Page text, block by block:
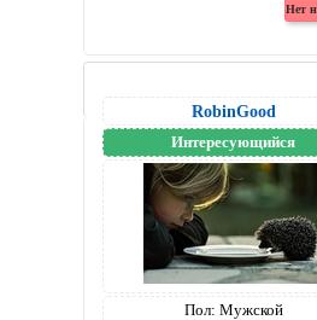
RobinGood
Интересующийся
Пол: Мужской